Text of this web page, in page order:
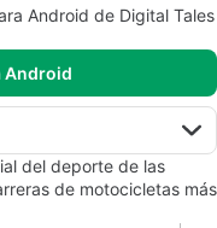
Android de Digital Tales
Android
del deporte de las
de motocicletas más